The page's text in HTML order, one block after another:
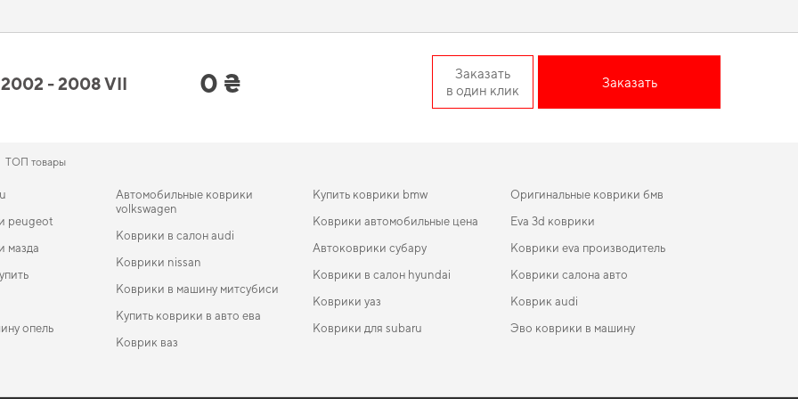
и высокое качество,
- 2008 VII
0 ₴
Заказать
в один клик
Заказать
ТОП товары
peugeot
мазда
опель
Автомобильные коврики
volkswagen
Коврики в салон audi
Коврики nissan
Коврики в машину митсубиси
Купить коврики в авто ева
Коврик ваз
Купить коврики bmw
Коврики автомобильные цена
Автоковрики субару
Коврики в салон hyundai
Коврики уаз
Коврики для subaru
Оригинальные коврики бмв
Eva 3d коврики
Коврики eva производитель
Коврики салона авто
Коврик audi
Эво коврики в машину